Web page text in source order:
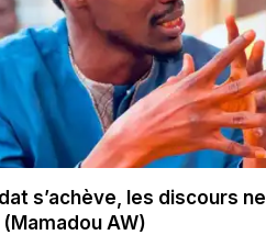
s’achève, les discours ne
AW)